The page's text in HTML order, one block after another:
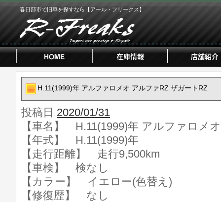
春日部市で旧車を探すなら【アール・フリークス】
H.11(1999)年 アルファロメオ アルファRZ ザガートRZ
投稿日 2020/01/31
【車名】 H.11(1999)年 アルファロメ
【年式】 H.11(1999)年
【走行距離】 走行9,500km
【車検】 検なし
【カラー】 イエロー(色替え)
【修復歴】 なし